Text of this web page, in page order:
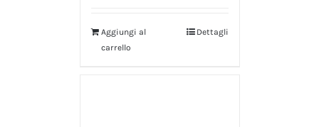
Aggiungi al
carrello
Dettagli